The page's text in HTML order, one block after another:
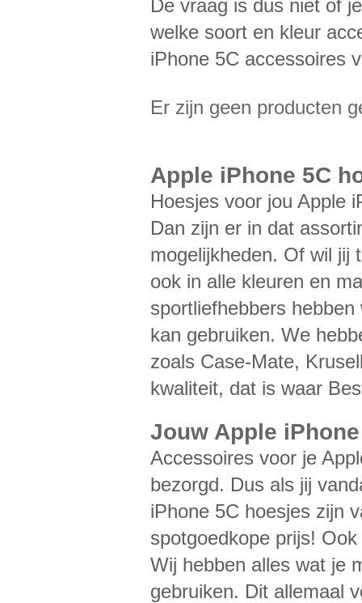
De vraag is dus niet of
welke soort en kleur
iPhone 5C accessoires
Er zijn geen producten
Apple iPhone 5C
Hoesjes voor jou Apple
Dan zijn er in dat
mogelijkheden. Of wil jij
ook in alle kleuren en
sportliefhebbers
kan gebruiken. We
zoals Case-Mate,
kwaliteit, dat is waar
Jouw Apple
Accessoires voor je
bezorgd. Dus als jij
iPhone 5C hoesjes zijn
spotgoedkope prijs!
Wij hebben alles wat je
gebruiken. Dit allemaal